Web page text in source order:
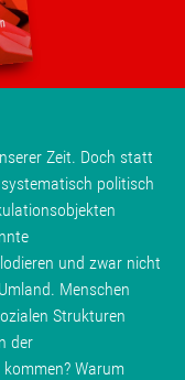
Zeit. Doch statt
politisch
und zwar nicht
Menschen
Strukturen
der
Warum